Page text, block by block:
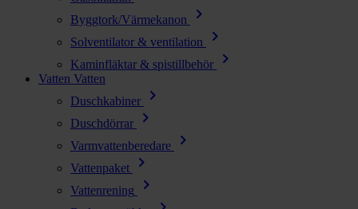
Byggtork/Värmekanon chevron_right
Solventilator & ventilation chevron_right
Kaminfläktar & spistillbehör chevron_right
Vatten Vatten
Duschkabiner
chevron_right
Duschdörrar chevron_right
Varmvattenberedare chevron_right
Vattenpaket chevron_right
Vattenrening chevron_right